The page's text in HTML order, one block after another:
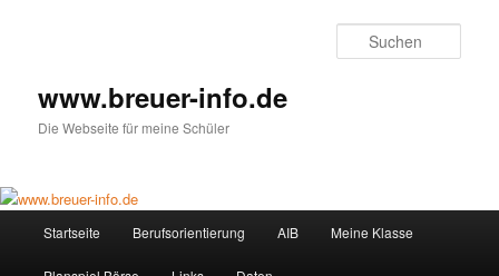
www.breuer-info.de
Die Webseite für meine Schüler
Startseite Berufsorientierung AIB Meine Klasse